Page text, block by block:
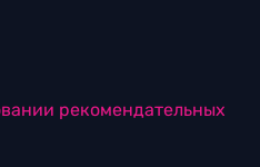
рекомендательных